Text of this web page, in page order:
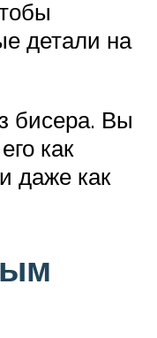
детали на
бисера. Вы
как
даже как